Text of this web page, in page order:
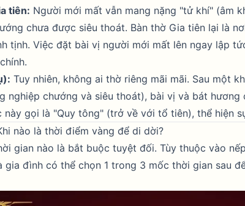
tiên: Người mới mất vẫn mang nặng "tử khí" (âm
chưa được siêu thoát. Bàn thờ Gia tiên lại là
tịnh. Việc đặt bài vị người mới mất lên ngay lập
Tuy nhiên, không ai thờ riêng mãi mãi. Sau một
nghiệp chướng và siêu thoát), bài vị và bát hương
này gọi là "Quy tông" (trở về với tổ tiên), thể hiện
nào là thời điểm vàng để di dời?
gian nào là bắt buộc tuyệt đối. Tùy thuộc vào
gia đình có thể chọn 1 trong 3 mốc thời gian sau